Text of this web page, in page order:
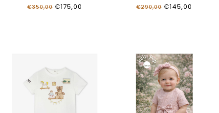
€350,00 €175,00 €290,00 €145,00